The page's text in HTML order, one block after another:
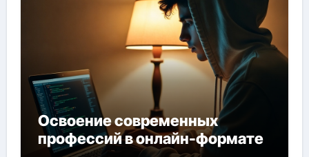
Освоение современных
профессий в онлайн-формате